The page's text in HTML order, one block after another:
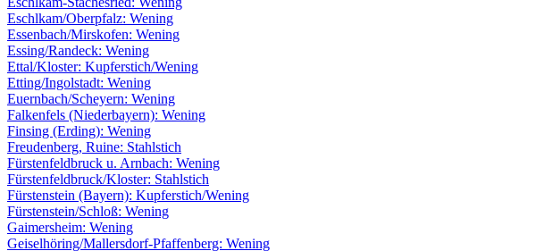
Eschlkam/Oberpfalz: Wening
Essenbach/Mirskofen: Wening
Essing/Randeck: Wening
Ettal/Kloster: Kupferstich/Wening
Etting/Ingolstadt: Wening
Euernbach/Scheyern: Wening
Falkenfels (Niederbayern): Wening
Finsing (Erding): Wening
Freudenberg, Ruine: Stahlstich
Fürstenfeldbruck u. Arnbach: Wening
Fürstenfeldbruck/Kloster: Stahlstich
Fürstenstein (Bayern): Kupferstich/Wening
Fürstenstein/Schloß: Wening
Gaimersheim: Wening
Geiselhöring/Mallersdorf-Pfaffenberg: Wening